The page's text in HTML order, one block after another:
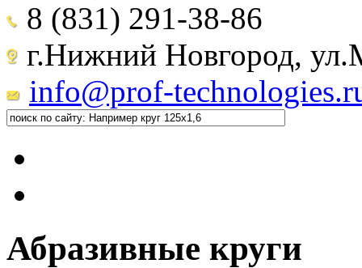
8 (831) 291-38-86
г.Нижний Новгород,
info@prof-
Абразивные круги